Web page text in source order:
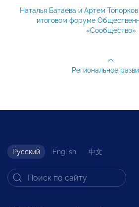
Наталья Батаева и Артем
итоговом форуме
«Сообщество»
Региональное
Русский English 中文